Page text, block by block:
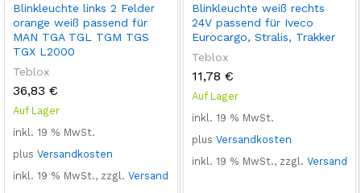
Blinkleuchte links 2 Felder
orange weiß passend für
MAN TGA TGL TGM TGS
TGX L2000
Teblox
36,83 €
Auf Lager
inkl. 19 % MwSt.
plus Versandkosten
inkl. 19 % MwSt., zzgl. Versand
Blinkleuchte weiß rechts
24V passend für Iveco
Eurocargo, Stralis, Trakker
Teblox
11,78 €
Auf Lager
inkl. 19 % MwSt.
plus Versandkosten
inkl. 19 % MwSt., zzgl. Versand